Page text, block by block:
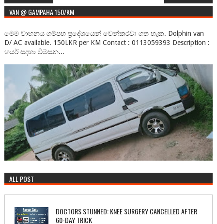
VAN @ GAMPAHA 150/KM
මෙම වාහනය ගම්පහ ප්‍රදේශයෙන් වෙන්කරවා ගත හැක. Dolphin van
D/ AC available. 150LKR per KM Contact : 0113059393 Description :
හයර් සදහා විමසන...
ALL POST
DOCTORS STUNNED: KNEE SURGERY CANCELLED AFTER
60-DAY TRICK